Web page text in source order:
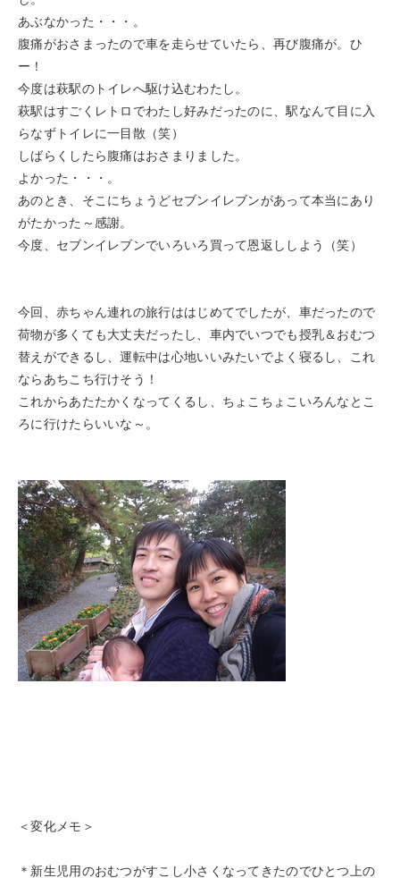
あぶなかった・・・。
腹痛がおさまったので車を走らせていたら、再び腹痛が。ひ
ー！
今度は萩駅のトイレへ駆け込むわたし。
萩駅はすごくレトロでわたし好みだったのに、駅なんて目に入
らなずトイレに一目散（笑）
しばらくしたら腹痛はおさまりました。
よかった・・・。
あのとき、そこにちょうどセブンイレブンがあって本当にあり
がたかった～感謝。
今度、セブンイレブンでいろいろ買って恩返ししよう（笑）
今回、赤ちゃん連れの旅行ははじめてでしたが、車だったので
荷物が多くても大丈夫だったし、車内でいつでも授乳＆おむつ
替えができるし、運転中は心地いいみたいでよく寝るし、これ
ならあちこち行けそう！
これからあたたかくなってくるし、ちょこちょこいろんなとこ
ろに行けたらいいな～。
＜変化メモ＞
＊新生児用のおむつがすこし小さくなってきたのでひとつ上の